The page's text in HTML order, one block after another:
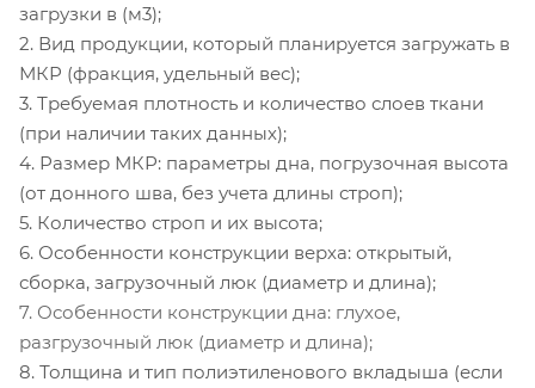
загрузки в (м3);
2. Вид продукции, который планируется загружать в
МКР (фракция, удельный вес);
3. Требуемая плотность и количество слоев ткани
(при наличии таких данных);
4. Размер МКР: параметры дна, погрузочная высота
(от донного шва, без учета длины строп);
5. Количество строп и их высота;
6. Особенности конструкции верха: открытый,
сборка, загрузочный люк (диаметр и длина);
7. Особенности конструкции дна: глухое,
разгрузочный люк (диаметр и длина);
8. Толщина и тип полиэтиленового вкладыша (если